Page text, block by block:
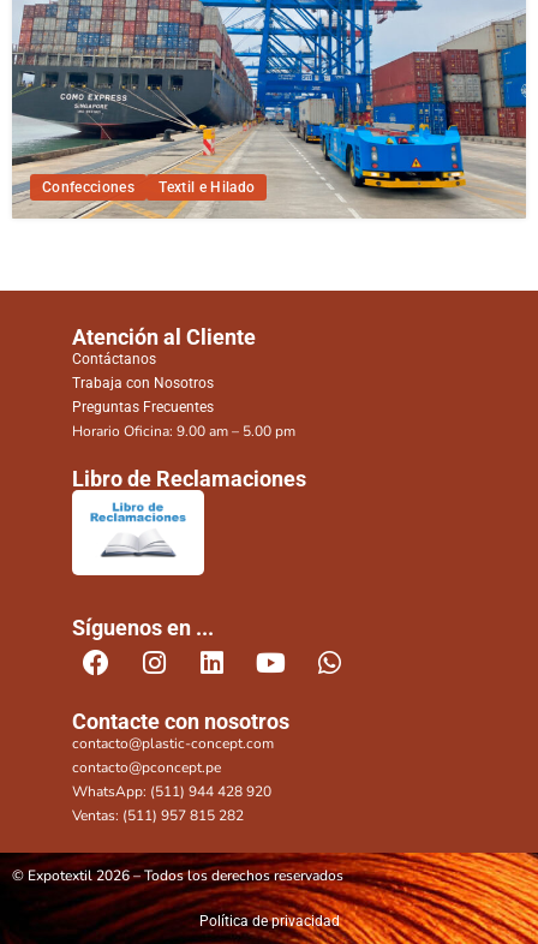
Confecciones Textil e Hilado
Atención al Cliente
Contáctanos
Trabaja con Nosotros
Preguntas Frecuentes
Horario Oficina: 9.00 am – 5.00 pm
Libro de Reclamaciones
Síguenos en ...
Contacte con nosotros
contacto@plastic-concept.com
contacto@pconcept.pe
WhatsApp: (511) 944 428 920
Ventas: (511) 957 815 282
© Expotextil 2026 – Todos los derechos reservados
Política de privacidad